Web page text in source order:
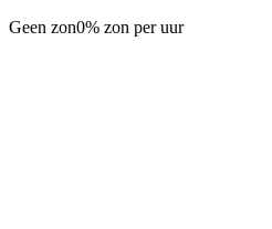
Geen zon0% zon per uur